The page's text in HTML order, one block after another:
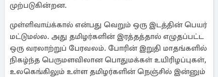
முற்படுகின்றன.
முள்ளிவாய்க்கால் என்பது வெறும் ஒரு இடத்தின் பெயர்
மட்டுமல்ல. அது தமிழர்களின் இரத்தத்தால் எழுதப்பட்ட
ஒரு வரலாற்றுப் பேரவலம். போரின் இறுதி மாதங்களில்
நிகழ்ந்த பெருமளவிலான பொதுமக்கள் உயிரிழப்புகள்,
உலகெங்கிலும் உள்ள தமிழர்களின் நெஞ்சில் இன்னும்